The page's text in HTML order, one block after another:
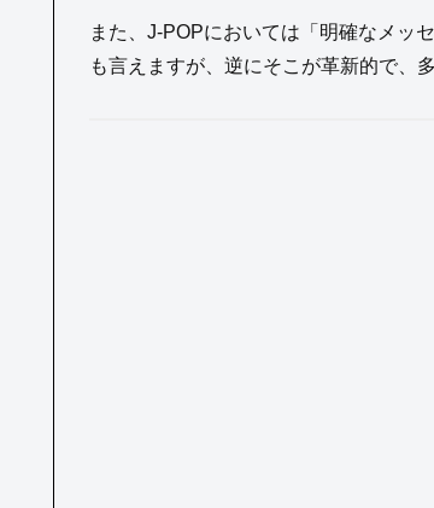
また、J-POPにおいては「明確なメッ
も言えますが、逆にそこが革新的で、